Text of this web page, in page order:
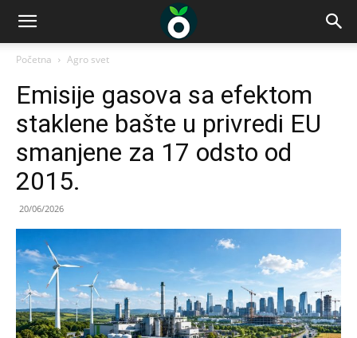
Početna Agro svet
Emisije gasova sa efektom
staklene bašte u privredi EU
smanjene za 17 odsto od
2015.
20/06/2026